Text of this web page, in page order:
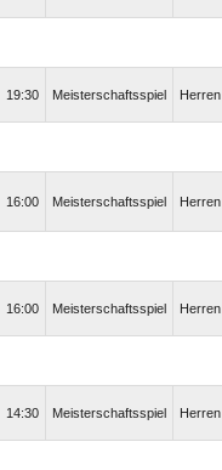
19:30 Meisterschaftsspiel Herren
16:00 Meisterschaftsspiel Herren
16:00 Meisterschaftsspiel Herren
14:30 Meisterschaftsspiel Herren